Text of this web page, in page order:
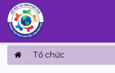
Tổ chức